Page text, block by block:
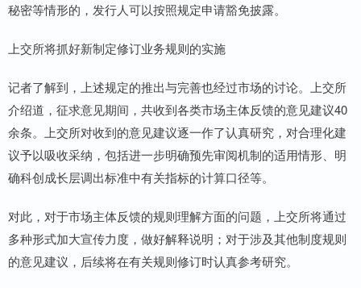
秘密等情形的，发行人可以按照规定申请豁免披露。
上交所将抓好新制定修订业务规则的实施
记者了解到，上述规定的推出与完善也经过市场的讨论。上交所
介绍道，征求意见期间，共收到各类市场主体反馈的意见建议40
余条。上交所对收到的意见建议逐一作了认真研究，对合理化建
议予以吸收采纳，包括进一步明确预先审阅机制的适用情形、明
确科创成长层调出标准中有关指标的计算口径等。
对此，对于市场主体反馈的规则理解方面的问题，上交所将通过
多种形式加大宣传力度，做好解释说明；对于涉及其他制度规则
的意见建议，后续将在有关规则修订时认真参考研究。